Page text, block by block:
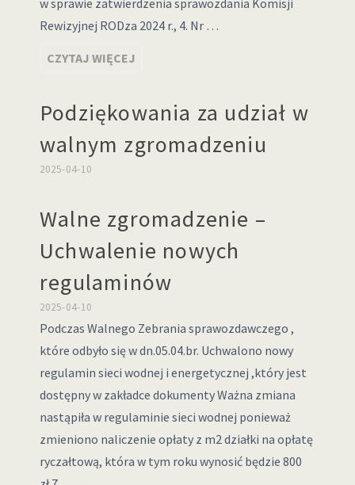
Rewizyjnej RODza 2024 r., 4. Nr …
CZYTAJ WIĘCEJ
Podziękowania za udział w
walnym zgromadzeniu
2025-04-10
Walne zgromadzenie –
Uchwalenie nowych
regulaminów
2025-04-10
Podczas Walnego Zebrania sprawozdawczego ,
które odbyło się w dn.05.04.br. Uchwalono nowy
regulamin sieci wodnej i energetycznej ,który jest
dostępny w zakładce dokumenty Ważna zmiana
nastąpiła w regulaminie sieci wodnej ponieważ
zmieniono naliczenie opłaty z m2 działki na opłatę
ryczałtową, która w tym roku wynosić będzie 800